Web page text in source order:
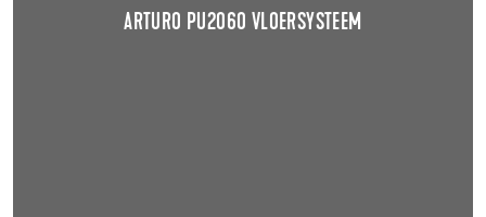
ARTURO PU2060 VLOERSYSTEEM